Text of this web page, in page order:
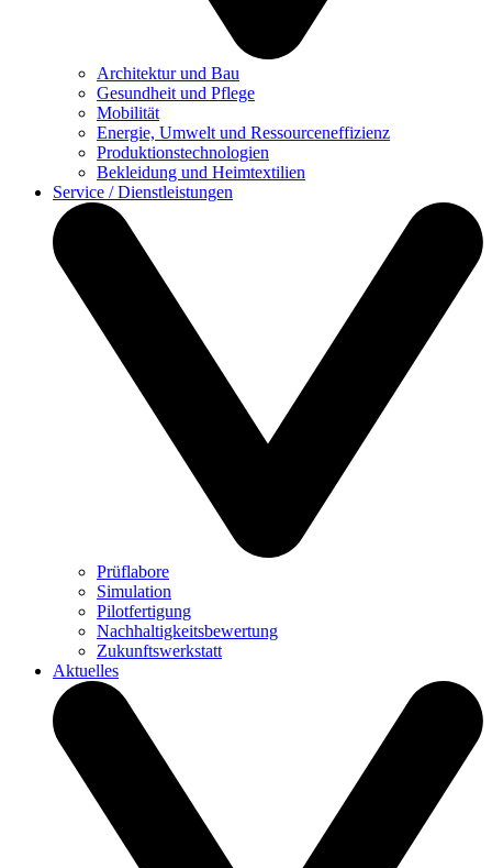
Architektur und Bau
Gesundheit und Pflege
Mobilität
Energie, Umwelt und Ressourceneffizienz
Produktionstechnologien
Bekleidung und Heimtextilien
Service / Dienstleistungen
Prüflabore
Simulation
Pilotfertigung
Nachhaltigkeitsbewertung
Zukunftswerkstatt
Aktuelles